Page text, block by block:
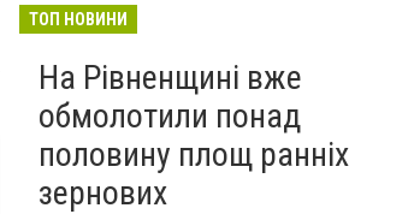
ТОП НОВИНИ
На Рівненщині вже
обмолотили понад
половину площ ранніх
зернових